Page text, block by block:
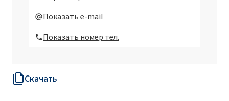
Скачать
Показать e-mail
Показать номер тел.